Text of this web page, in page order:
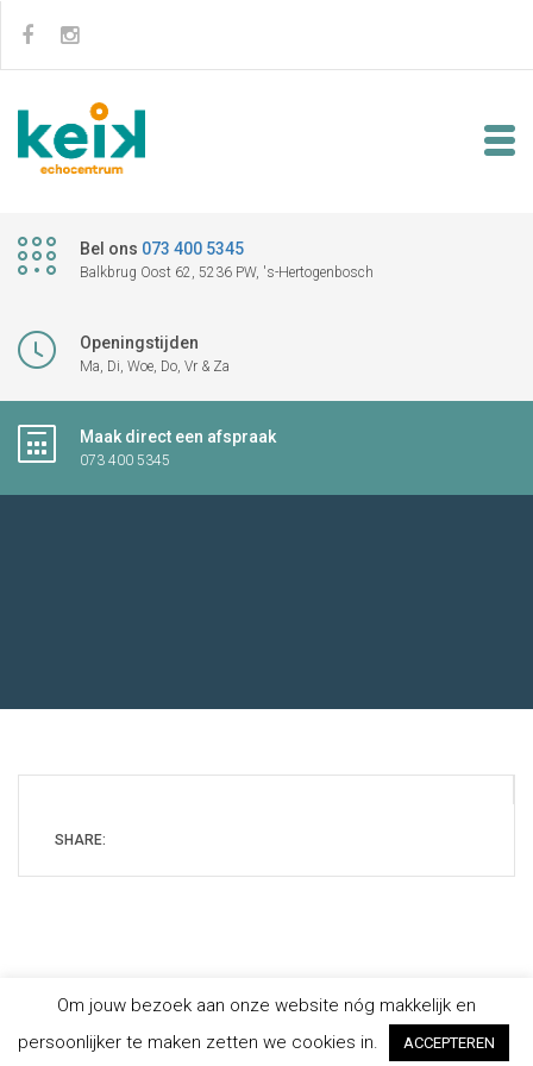
Bel ons 073 400 5345
Balkbrug Oost 62, 5236 PW, 's-Hertogenbosch
Openingstijden
Ma, Di, Woe, Do, Vr & Za
Maak direct een afspraak
073 400 5345
SHARE:
Privacybeleid- Website
hosting en ontwikkeling door KeiK
Om jouw bezoek aan onze website nóg makkelijk en
persoonlijker te maken zetten we cookies in.
ACCEPTEREN